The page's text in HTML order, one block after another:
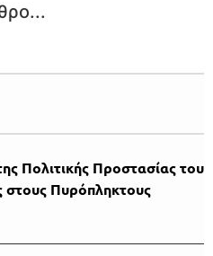
Πολιτικής Προστασίας του
στους Πυρόπληκτους